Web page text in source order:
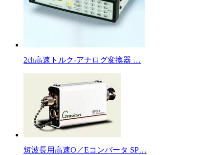
2ch高速トルク-アナログ変換器 …
短波長用高速O／Eコンバータ SP…